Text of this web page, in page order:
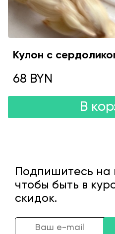
Кулон с
68 BYN
В
Подпишитесь на
чтобы быть в
скидок.